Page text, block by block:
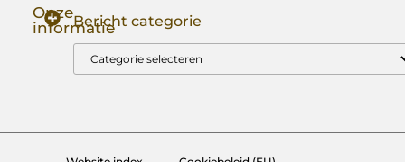
Onze
informatieBericht categorie